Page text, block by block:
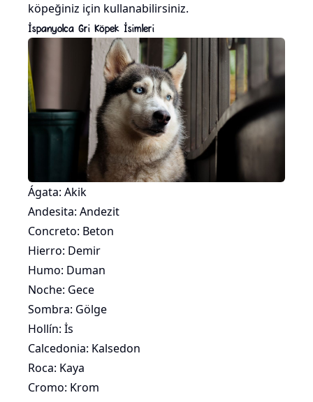
köpeğiniz için kullanabilirsiniz.
İspanyolca Gri Köpek İsimleri
Ágata: Akik
Andesita: Andezit
Concreto: Beton
Hierro: Demir
Humo: Duman
Noche: Gece
Sombra: Gölge
Hollín: İs
Calcedonia: Kalsedon
Roca: Kaya
Cromo: Krom